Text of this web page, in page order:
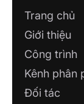
Phường
CÔNG
92
Thành
Trang chủ
Giới thiệu
Công trình
Kênh phân
Đối tác